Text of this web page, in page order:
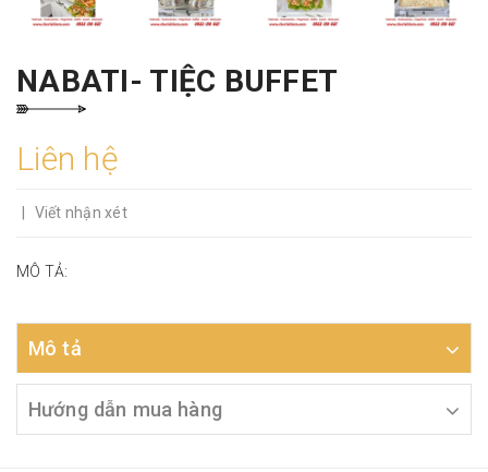
NABATI- TIỆC BUFFET
Liên hệ
Viết nhận xét
MÔ TẢ:
Mô tả
Hướng dẫn mua hàng